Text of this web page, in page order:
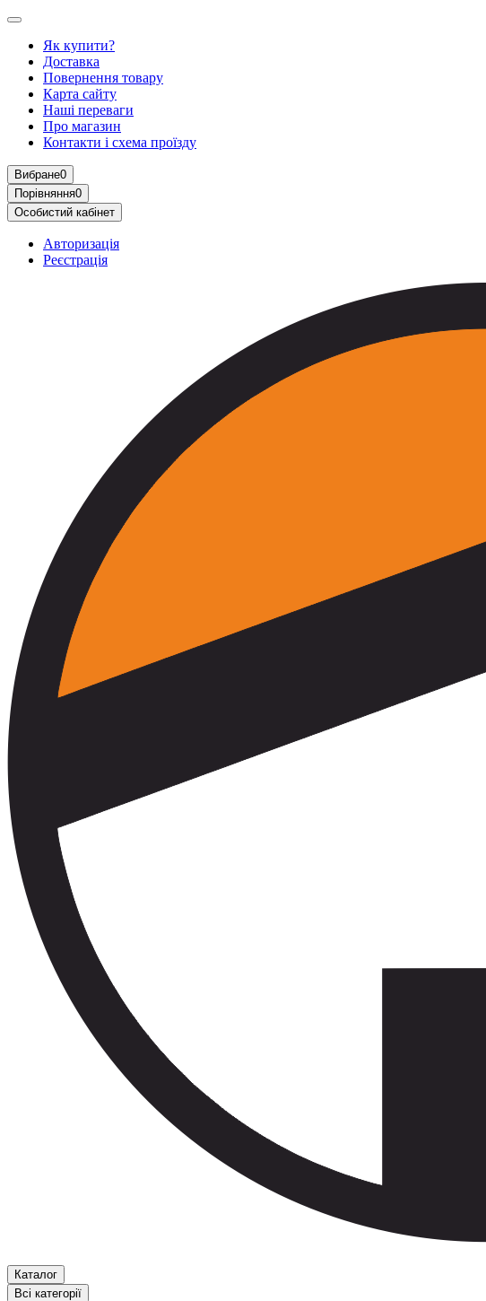
Як купити?
Доставка
Повернення товару
Карта сайту
Наші переваги
Про магазин
Контакти і схема проїзду
Вибране0
Порівняння0
Особистий кабінет
Авторизація
Реєстрація
Каталог
Всі категорії